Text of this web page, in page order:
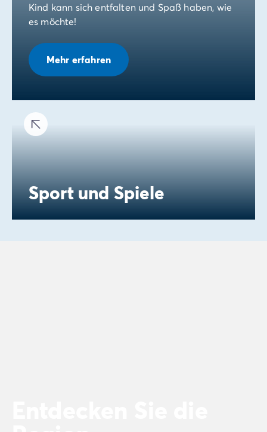
Kind kann sich entfalten und Spaß haben, wie
es möchte!
Mehr erfahren
Sport und Spiele